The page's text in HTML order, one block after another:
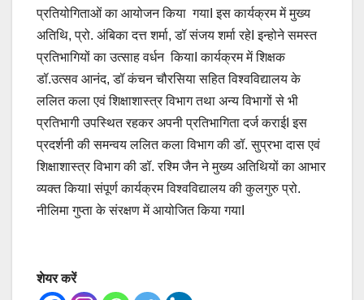
प्रतियोगिताओं का आयोजन किया गयाI इस कार्यक्रम में मुख्य
अतिथि, प्रो. अंबिका दत्त शर्मा, डॉ संजय शर्मा रहेI इन्होने समस्त
प्रतिभागियों का उत्साह वर्धन कियाI कार्यक्रम में शिक्षक
डॉ.उत्सव आनंद, डॉ कंचन चौरसिया सहित विश्वविद्यालय के
ललित कला एवं शिक्षाशास्त्र विभाग तथा अन्य विभागों से भी
प्रतिभागी उपस्थित रहकर अपनी प्रतिभागिता दर्ज कराईI इस
प्रदर्शनी की समन्वय ललित कला विभाग की डॉ. सुप्रभा दास एवं
शिक्षाशास्त्र विभाग की डॉ. रश्मि जैन ने मुख्य अतिथियों का आभार
व्यक्त कियाI संपूर्ण कार्यक्रम विश्वविद्यालय की कुलगुरु प्रो.
नीलिमा गुप्ता के संरक्षण में आयोजित किया गयाI
शेयर करें